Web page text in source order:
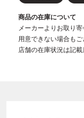
商品の在庫について
メーカーよりお取り
用意できない場合もご
店舗の在庫状況は記載